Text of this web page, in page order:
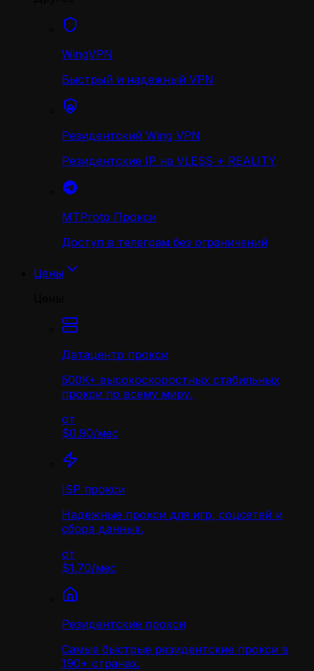
WingVPN
Быстрый и надежный VPN
Резидентский Wing VPN
Резидентские IP на VLESS + REALITY
MTProto Прокси
Доступ в телеграм без ограничений
Цены
Датацентр прокси
500K+ высокоскоростных стабильных
прокси по всему миру.
от
$0.90/мес
ISP прокси
Надёжные прокси для игр, соцсетей и
сбора данных.
от
$1.70/мес
Резидентские прокси
Самые быстрые резидентские прокси в
190+ странах.